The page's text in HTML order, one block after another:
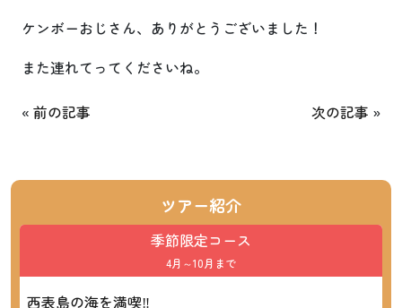
ケンボーおじさん、ありがとうございました！
また連れてってくださいね。
« 前の記事 次の記事 »
ツアー紹介
季節限定コース
4月～10月まで
西表島の海を満喫‼